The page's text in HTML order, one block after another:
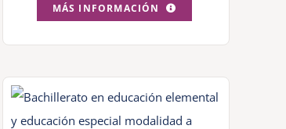
MÁS INFORMACIÓN